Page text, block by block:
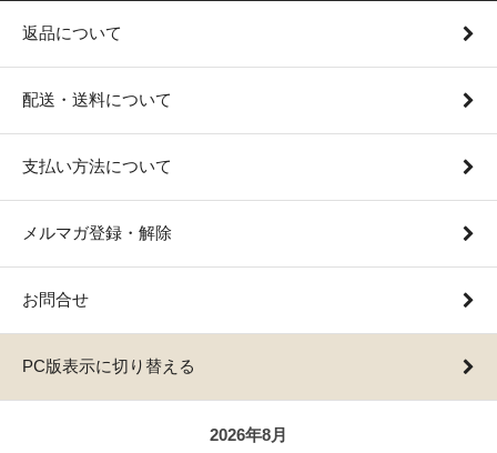
返品について
配送・送料について
支払い方法について
メルマガ登録・解除
お問合せ
PC版表示に切り替える
2026年8月